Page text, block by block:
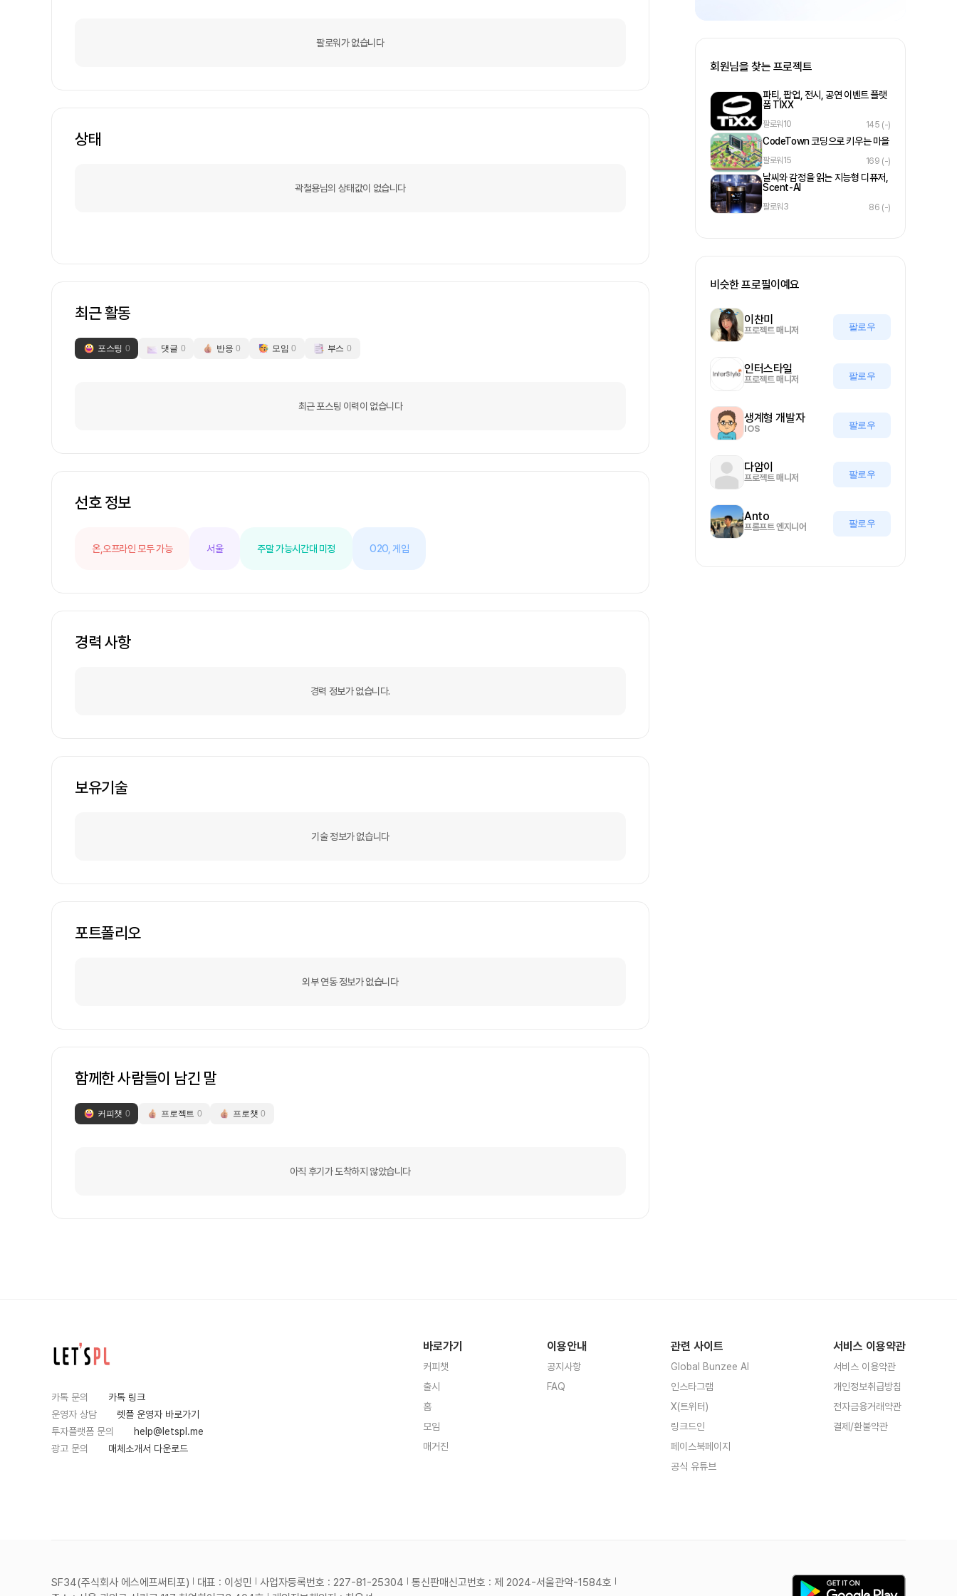
팔로워가 없습니다
상태
곽철용님의 상태값이 없습니다
최근 활동
포스팅 0 댓글 0 반응 0 모임 0 부스 0
최근 포스팅 이력이 없습니다
선호 정보
온,오프라인 모두 가능 서울 주말 가능시간대 미정 O2O,게임
경력 사항
경력 정보가 없습니다.
보유기술
기술 정보가 없습니다
포트폴리오
외부 연동 정보가 없습니다
함께한 사람들이 남긴 말
커피챗 0 프로젝트 0 프로챗 0
아직 후기가 도착하지 않았습니다
회원님을 찾는 프로젝트
파티, 팝업, 전시, 공연 이벤트 플랫
폼 TIXX
팔로워10 145 (-)
CodeTown 코딩으로 키우는 마을
팔로워15 169 (-)
날씨와 감정을 읽는 지능형 디퓨저,
Scent-AI
팔로워3 86 (-)
비슷한 프로필이예요
이찬미
프로젝트 매니저 팔로우
인터스타일
프로젝트 매니저 팔로우
생계형 개발자
IOS 팔로우
다암이
프로젝트 매니저 팔로우
Anto
프롬프트 엔지니어 팔로우
카톡 문의
카톡 링크
운영자 상담
렛플 운영자 바로가기
투자플랫폼 문의
help@letspl.me
광고 문의
매체소개서 다운로드
바로가기
커피챗
출시
홈
모임
매거진
이용안내
공지사항
FAQ
관련 사이트
Global Bunzee AI
인스타그램
X(트위터)
링크드인
페이스북페이지
공식 유튜브
서비스 이용약관
서비스 이용약관
개인정보취급방침
전자금융거래약관
결제/환불약관
SF34(주식회사 에스에프써티포) 대표 : 이성민 사업자등록번호 : 227-81-25304
통신판매신고번호 : 제 2024-서울관악-1584호